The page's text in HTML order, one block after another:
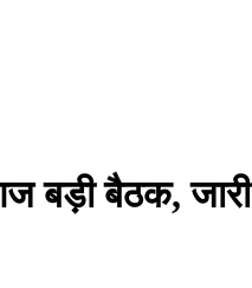
बैठक, जारी